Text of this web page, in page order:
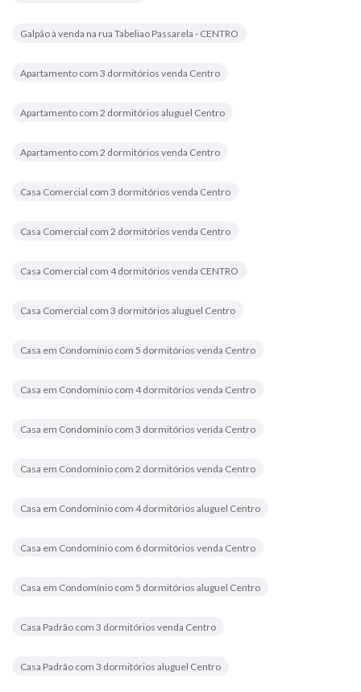
Galpão à venda na rua Tabeliao Passarela - CENTRO
Apartamento com 3 dormitórios venda Centro
Apartamento com 2 dormitórios aluguel Centro
Apartamento com 2 dormitórios venda Centro
Casa Comercial com 3 dormitórios venda Centro
Casa Comercial com 2 dormitórios venda Centro
Casa Comercial com 4 dormitórios venda CENTRO
Casa Comercial com 3 dormitórios aluguel Centro
Casa em Condomínio com 5 dormitórios venda Centro
Casa em Condomínio com 4 dormitórios venda Centro
Casa em Condomínio com 3 dormitórios venda Centro
Casa em Condomínio com 2 dormitórios venda Centro
Casa em Condomínio com 4 dormitórios aluguel Centro
Casa em Condomínio com 6 dormitórios venda Centro
Casa em Condomínio com 5 dormitórios aluguel Centro
Casa Padrão com 3 dormitórios venda Centro
Casa Padrão com 3 dormitórios aluguel Centro